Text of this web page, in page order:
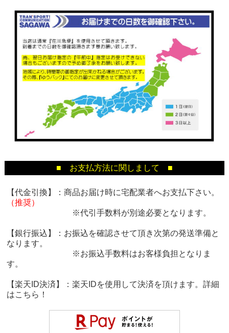
■ お支払方法に関しまして ■
【代金引換】：商品お届け時に宅配業者へお支払下さい。
（推奨）
※代引手数料が別途必要となります。
【銀行振込】：お振込を確認させて頂き次第の発送準備と
なります。
※お振込手数料はお客様負担となりま
す。
【楽天ID決済】：楽天IDを使用して決済を頂けます。詳細
はこちら！